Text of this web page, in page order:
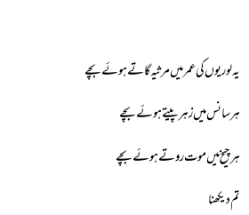
یہ لوریوں کی عمر میں مرثیہ گاتے ہوئے بچے
ہر سانس میں زہر پیتے ہوئے بچے
ہر چیخ میں موت روتے ہوئے بچے
تم دیکھنا